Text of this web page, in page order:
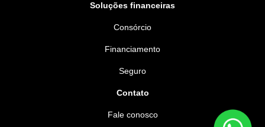
Soluções financeiras
Consórcio
Financiamento
Seguro
Contato
Fale conosco